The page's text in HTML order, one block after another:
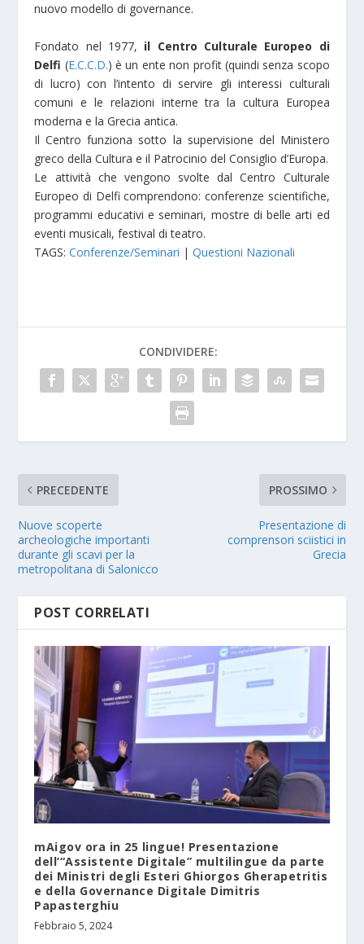
nuovo modello di governance.
Fondato nel 1977, il Centro Culturale Europeo di
Delfi (E.C.C.D.) è un ente non profit (quindi senza scopo
di lucro) con l’intento di servire gli interessi culturali
comuni e le relazioni interne tra la cultura Europea
moderna e la Grecia antica.
Il Centro funziona sotto la supervisione del Ministero
greco della Cultura e il Patrocinio del Consiglio d’Europa.
Le attività che vengono svolte dal Centro Culturale
Europeo di Delfi comprendono: conferenze scientifiche,
programmi educativi e seminari, mostre di belle arti ed
eventi musicali, festival di teatro.
TAGS:Conferenze/Seminari |Questioni Nazionali
CONDIVIDERE:
PRECEDENTE
Nuove scoperte
archeologiche importanti
durante gli scavi per la
metropolitana di Salonicco
PROSSIMO
Presentazione di
comprensori sciistici in
Grecia
POST CORRELATI
mAigov ora in 25 lingue! Presentazione
dell’“Assistente Digitale” multilingue da parte
dei Ministri degli Esteri Ghiorgos Gherapetritis
e della Governance Digitale Dimitris
Papasterghiu
Febbraio 5, 2024